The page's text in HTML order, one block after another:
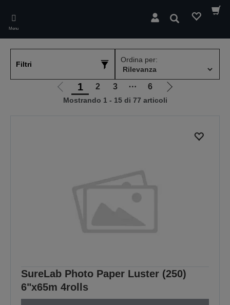
main
content
Menu
Cerca
Filtri
Ordina per:
Vai
alla
1 2 3 ⋯ 6
Vai
alla
Mostrando 1 - 15 di 77 articoli
SureLab Photo Paper Luster (250)
6"x65m 4rolls